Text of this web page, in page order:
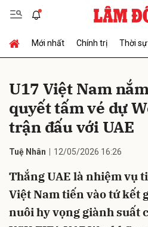
Mới nhất Chính trị Thời sự
U17 Việt Nam
quyết tấm vé dự
trận đấu với UAE
Tuệ Nhân 12/05/2026 16:26
Thắng UAE là nhiệm vụ
Việt Nam tiến vào tứ kết
nuôi hy vọng giành suất
Gửi bình luận